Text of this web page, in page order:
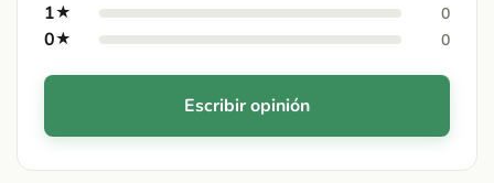
1★ 0
0★ 0
Escribir opinión